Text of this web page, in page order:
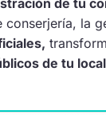
de tu
la
de tu